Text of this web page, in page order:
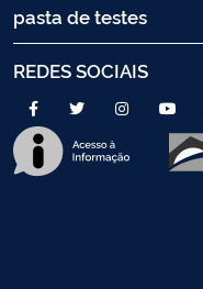
pasta de testes
REDES SOCIAIS